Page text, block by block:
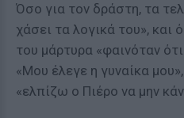
Όσο για τον δράστη, τα
χάσει τα λογικά του», και
του μάρτυρα «φαινόταν
«Μου έλεγε η γυναίκα
«ελπίζω ο Πιέρο να μην